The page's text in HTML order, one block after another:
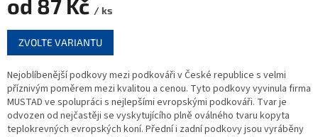
od 87 Kč / ks
Měrná
cena:
ZVOLTE VARIANTU
Nejoblíbenější podkovy mezi podkováři v České republice s velmi
příznivým poměrem mezi kvalitou a cenou. Tyto podkovy vyvinula firma
MUSTAD ve spolupráci s nejlepšími evropskými podkováři. Tvar je
odvozen od nejčastěji se vyskytujícího plně oválného tvaru kopyta
teplokrevných evropských koní. Přední i zadní podkovy jsou vyráběny